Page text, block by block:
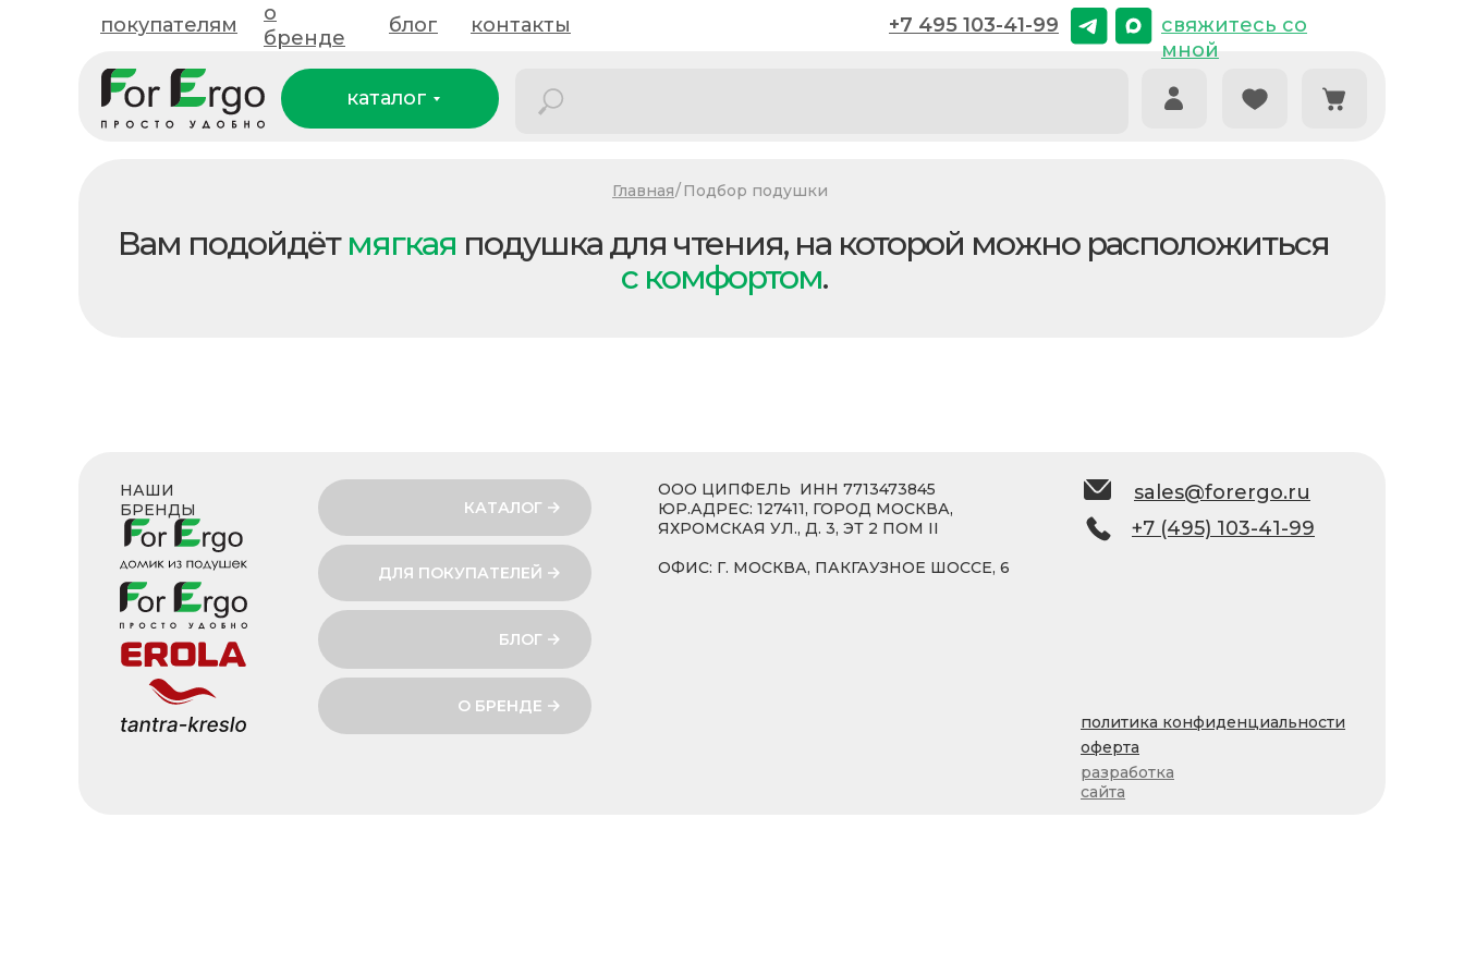
покупателям
о
бренде
блог контакты +7 495 103-41-99
каталог
свяжитесь со
мной
покупателям о бренде блог контакты +7 495 103-41-99
каталог
свяжитесь со
мной
Вам подойдётмягкая подушка для чтения, на которой можно расположиться
с комфортом.
Подбор подушки
/
Главная
НАШИ
БРЕНДЫ
ООО ЦИПФЕЛЬ ИНН 7713473845
ЮР.АДРЕС: 127411, ГОРОД МОСКВА,
ЯХРОМСКАЯ УЛ., Д. 3, ЭТ 2 ПОМ II
ОФИС: Г. МОСКВА, ПАКГАУЗНОЕ ШОССЕ, 6
политика конфиденциальности
разработка
сайта
оферта
sales@forergo.ru
+7 (495) 103-41-99
КАТАЛОГ
ДЛЯ ПОКУПАТЕЛЕЙ
БЛОГ
О БРЕНДЕ